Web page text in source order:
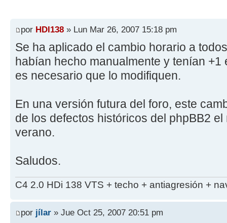
por HDI138 » Lun Mar 26, 2007 15:18 pm
Se ha aplicado el cambio horario a
habían hecho manualmente y tenían
es necesario que lo modifiquen.
En una versión futura del foro, este
de los defectos históricos del phpBB2
verano.
Saludos.
C4 2.0 HDi 138 VTS + techo + antiagresión +
por jílar » Jue Oct 25, 2007 20:51 pm